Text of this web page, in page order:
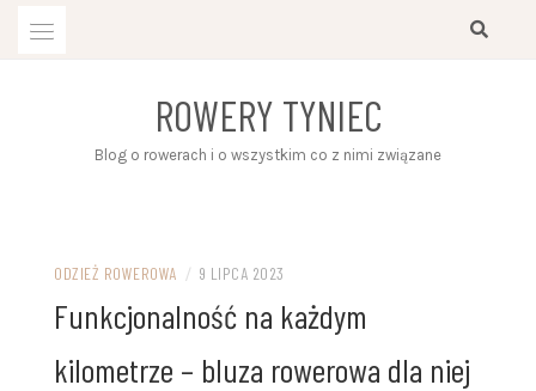
ROWERY TYNIEC
Blog o rowerach i o wszystkim co z nimi związane
ODZIEŻ ROWEROWA / 9 LIPCA 2023
Funkcjonalność na każdym
kilometrze – bluza rowerowa dla niej